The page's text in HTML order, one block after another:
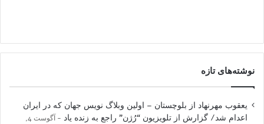
نوشته‌های تازه
یعقوب مهرنهاد از بلوچستان – اولین وبلاگ نویس جهان که در ایران
اعدام شد/ گزارش از تلویزیون “رُژن” راجع به زنده یاد
آگوست 4,